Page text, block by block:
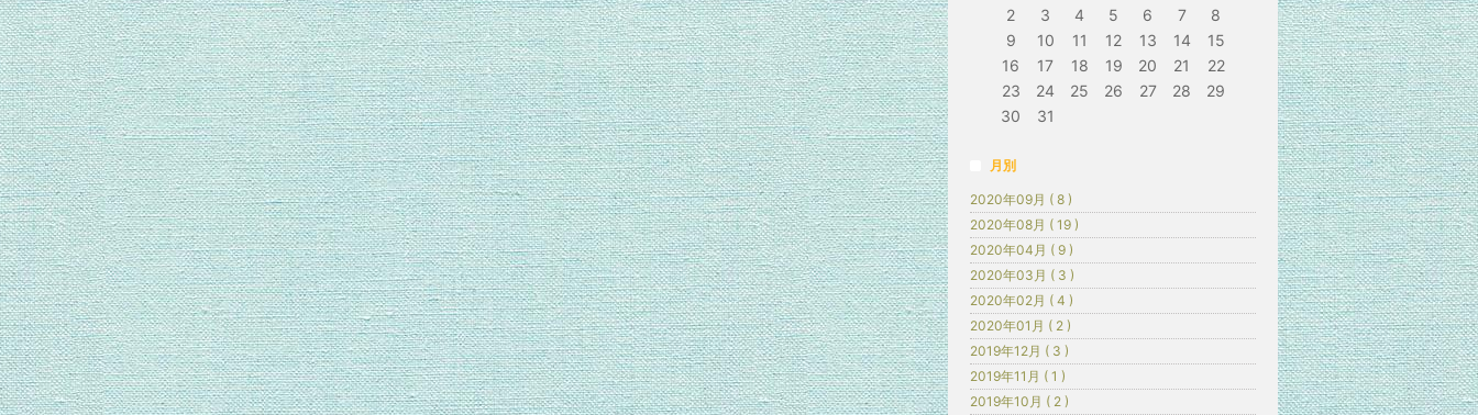
2 3 4 5 6 7
8
9
10 11 12 13 14
15
16
17 18 19 20 21
22
23
24 25 26 27 28
29
30
31
月別
2020年09月 ( 8 )
2020年08月 ( 19 )
2020年04月 ( 9 )
2020年03月 ( 3 )
2020年02月 ( 4 )
2020年01月 ( 2 )
2019年12月 ( 3 )
2019年11月 ( 1 )
2019年10月 ( 2 )